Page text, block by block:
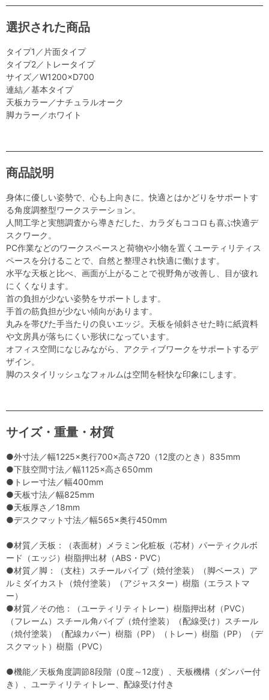
選択された商品
タイプ1／片面タイプ
タイプ2／トレータイプ
サイズ／W1200×D700
連結／基本タイプ
天板カラー／ナチュラルオーク
脚カラー／ホワイト
商品説明
身体に優しい姿勢で、心も上向きに。快適とはかどりをサポートす
る角度調整型ワークステーション。
人間工学と実態調査から導きだした、カラダもココロも喜ぶ快適デ
スクワーク。
PC作業などのワークスペースと荷物や小物を置くユーティリティス
ペースを分けることで、自然と整理され快適に働けます。
水平な天板と比べ、画面が上がることで視野角が改善し、目が疲れ
にくくなります。
首の負担が少ない姿勢をサポートします。
手首の筋負担が少ない傾向があります。
丸みを帯びた手当たりの良いエッジ。天板を傾斜させた時に紙資料
や文房具が落ちにくい形状になっています。
オフィス空間になじみながら、アクティブワークをサポートするデ
ザイン。
脚のスタイリッシュなフォルムは空間を軽快な印象にします。
サイズ・重量・材質
●外寸法／幅1225×奥行700×高さ720（12度のとき）835mm
●下肢空間寸法／幅1125×高さ650mm
●トレー寸法／幅400mm
●天板寸法／幅825mm
●天板厚さ／18mm
●デスクマット寸法／幅565×奥行450mm
●材質／天板：（表面材）メラミン化粧板（芯材）パーティクルボ
ード（エッジ）樹脂押出材（ABS・PVC）
●材質／脚：（支柱）スチールパイプ（焼付塗装）（脚ベース）ア
ルミダイカスト（焼付塗装）（アジャスター）樹脂（エラストマ
ー）
●材質／その他：（ユーティリティトレー）樹脂押出材（PVC）
（フレーム）スチール角パイプ（焼付塗装）（配線受け）スチール
（焼付塗装）（配線カバー）樹脂（PP）（トレー）樹脂（PP）（デ
スクマット）樹脂（PVC）
●機能／天板角度調節8段階（0度～12度）、天板機構（ダンパー付
き）、ユーティリティトレー、配線受け付き